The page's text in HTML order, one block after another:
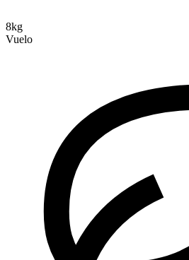
8kg
Vuelo